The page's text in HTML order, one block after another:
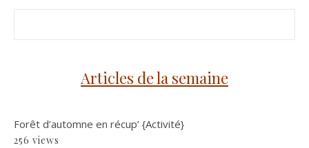
Articles de la semaine
Forêt d’automne en récup’ {Activité}
256 views